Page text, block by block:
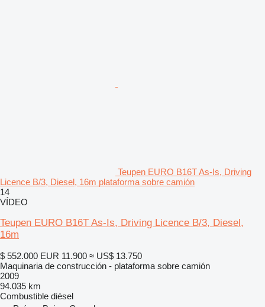
Teupen EURO B16T As-Is, Driving
Licence B/3, Diesel, 16m plataforma sobre camión
14
VÍDEO
Teupen EURO B16T As-Is, Driving Licence B/3, Diesel,
16m
$ 552.000 EUR 11.900 ≈ US$ 13.750
Maquinaria de construcción - plataforma sobre camión
2009
94.035 km
Combustible diésel